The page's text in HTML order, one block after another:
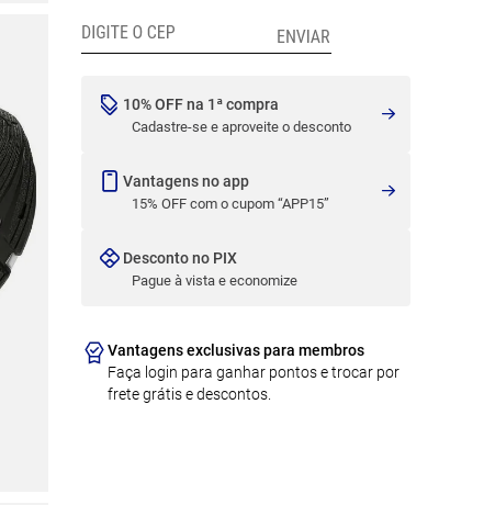
10% OFF na 1ª compra
Cadastre-se e aproveite o desconto
Vantagens no app
15% OFF com o cupom “APP15”
Desconto no PIX
Pague à vista e economize
Vantagens exclusivas para membros
Faça login para ganhar pontos e trocar por
frete grátis e descontos.